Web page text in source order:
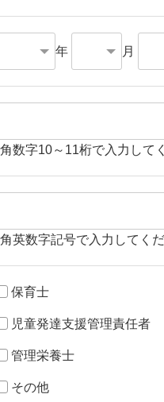
年 月
数字10～11桁で入力して
英数字記号で入力してく
保育士
児童発達支援管理責任者
管理栄養士
その他